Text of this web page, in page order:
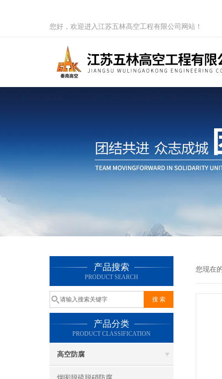
您好，欢迎进入江苏五林高空工程有限公司网站！
产品搜索
PRODUCT SEARCH
产品分类
PRODUCT CLASSIFICATION
高空防腐
您现在